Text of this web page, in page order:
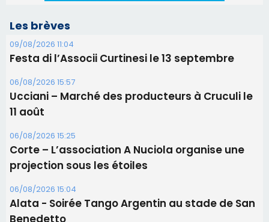
projection sous les étoiles
06/08/2026 15:04
Alata - Soirée Tango Argentin au stade de San
Benedetto
05/08/2026 09:53
Biguglia : messe de la Sainte-Marie et
procession le 14 août
31/07/2026 08:24
Tennis - Début ce week-end du tournoi du
RCPV